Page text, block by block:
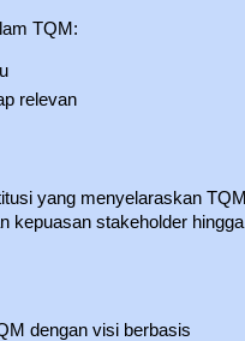
TQM:
relevan
yang menyelaraskan TQM
kepuasan stakeholder hingga
dengan visi berbasis